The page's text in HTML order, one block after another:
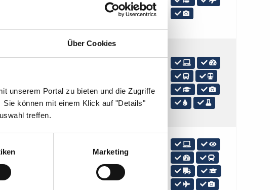
Über Cookies
unserem Portal zu bieten und die Zugriffe
können mit einem Klick auf "Details"
treffen.
Marketing
Fort- und Weiterbildung, Flexible
oder Teilzeit ab sofort inBad Schwartau
oder Teilzeit. Moderne / digitalisierte
und Weiterbildung, Digitales
/ digitalisierte Praxis, OP-
Erreichbarkeit mit öffentlichen
Flexible Urlaubszeitregelung,